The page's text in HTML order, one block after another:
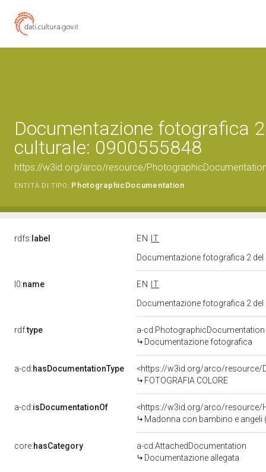
Documentazione fotografica
culturale: 0900555848
https://w3id.org/arco/resource/
ENTITÀ DI TIPO: PhotographicDocumentation
rdfs: label EN
IT
Documentazione fotografica 2
l0:name EN
IT
Documentazione fotografica 2
rdf:type
a-cd:PhotographicDocumentation
Documentazione fotografica
a-cd:hasDocumentationType
<https://w3id.org/arco/resource/
FOTOGRAFIA COLORE
a-cd:isDocumentationOf
<https://w3id.org/arco/resource/
Madonna con bambino e angeli
core:hasCategory
a-cd:AttachedDocumentation
Documentazione allegata